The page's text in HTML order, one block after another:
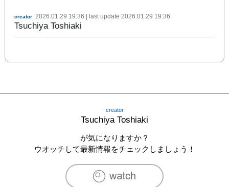
creator 2026.01.29 19:36 | last update 2026.01.29 19:36
Tsuchiya Toshiaki
creator
Tsuchiya Toshiaki
が気になりますか？
ウオッチして最新情報をチェックしましょう！